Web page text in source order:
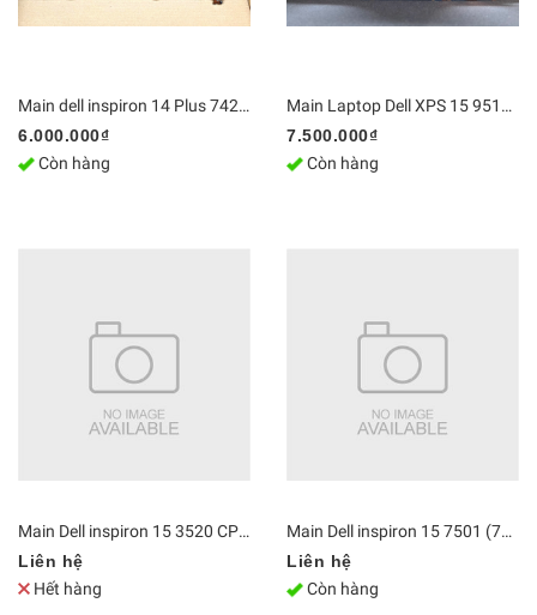
Main dell inspiron 14 Plus 7420 SRLCY / i5-12500H / Ram 8GB 213227-1
6.000.000₫
Còn hàng
Main Laptop Dell XPS 15 9510, Presicion 5560, M5560 LA-K411P | DDR4 Bo mạch chủ Zin [Chính Hãng]
7.500.000₫
Còn hàng
Main Dell inspiron 15 3520 CPU i5-1350U
Liên hệ
Hết hàng
Main Dell inspiron 15 7501 (7501-X3MRY1) i7-10750H GTX 1650Ti, 19711-1
Liên hệ
Còn hàng